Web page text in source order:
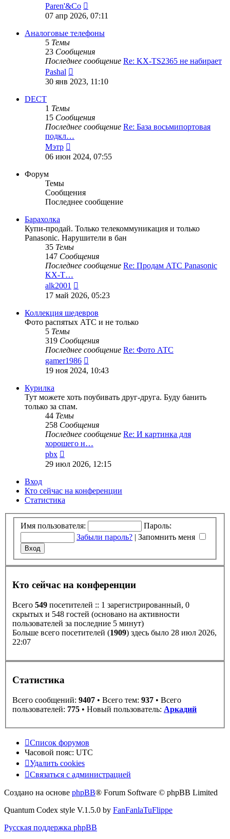
Paren'&Co
к
сообщению
07 апр 2026, 07:11
Аналоговые телефоны
5 Темы
23 Сообщения
Последнее сообщение Re: KX-TS2365 не набирает
Pashal
к
последнему
30 янв 2023, 11:10
DECT
1 Темы
15 Сообщения
Последнее сообщение Re: База восьмипортовая
подкл…
Мэтр
к
последнему
06 июн 2024, 07:55
Форум
Темы
Сообщения
Последнее сообщение
Барахолка
Купи-продай. Только телекоммуникация и только
Panasonic. Нарушители в бан
35 Темы
147 Сообщения
Последнее сообщение Re: Продам АТС Panasonic
KX-T…
alk2001
к
последнему
сообщению
17 май 2026, 05:23
Коллекция шедевров
Фото распятых АТС и не только
5 Темы
319 Сообщения
Последнее сообщение Re: Фото АТС
gamer1986
к
19 ноя 2024, 10:43
Курилка
Тут можете хоть поубивать друг-друга. Буду банить
только за спам.
44 Темы
258 Сообщения
Последнее сообщение Re: И картинка для
хорошего н…
pbx
к
последнему
29 июл 2026, 12:15
Вход
Кто сейчас на конференции
Статистика
Имя пользователя:
Пароль:
Забыли пароль? | Запомнить меня
Кто сейчас на конференции
Всего 549 посетителей :: 1 зарегистрированный, 0
скрытых и 548 гостей (основано на активности
пользователей за последние 5 минут)
Больше всего посетителей (1909) здесь было 28 июл 2026,
22:07
Статистика
Всего сообщений: 9407 • Всего тем: 937 • Всего
пользователей: 775 • Новый пользователь: Аркадий
Список форумов
Часовой пояс: UTC
Удалить cookies
Связаться с администрацией
Создано на основе phpBB® Forum Software © phpBB Limited
Quantum Codex style V.1.5.0 by FanFanlaTuFlippe
Русская поддержка phpBB